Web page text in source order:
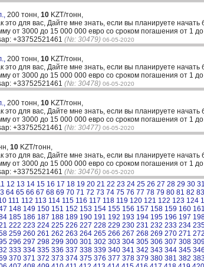
200 тонн, 10 KZT/тонн,
это для вас, Дайте мне знать, если вы планируете
от 3000 до 15 000 000 евро со сроком погашения от 1
+33752521461 (№: 30479) 06-05-2020
200 тонн, 10 KZT/тонн,
это для вас, Дайте мне знать, если вы планируете
от 3000 до 15 000 000 евро со сроком погашения от 1
+33752521461 (№: 30478) 06-05-2020
200 тонн, 10 KZT/тонн,
это для вас, Дайте мне знать, если вы планируете
от 3000 до 15 000 000 евро со сроком погашения от 1
+33752521461 (№: 30477) 06-05-2020
10 KZT/тонн,
это для вас, Дайте мне знать, если вы планируете
от 3000 до 15 000 000 евро со сроком погашения от 1
+33752521461 (№: 30476) 06-05-2020
12 13 14 15 16 17 18 19 20 21 22 23 24 25 26 27 28 29 30 31
64 65 66 67 68 69 70 71 72 73 74 75 76 77 78 79 80 81 82 83
111 112 113 114 115 116 117 118 119 120 121 122 123 124
148 149 150 151 152 153 154 155 156 157 158 159 160 161
185 186 187 188 189 190 191 192 193 194 195 196 197
222 223 224 225 226 227 228 229 230 231 232 233 234
259 260 261 262 263 264 265 266 267 268 269 270 271 272
296 297 298 299 300 301 302 303 304 305 306 307 308 309
333 334 335 336 337 338 339 340 341 342 343 344 345 346
370 371 372 373 374 375 376 377 378 379 380 381 382 383